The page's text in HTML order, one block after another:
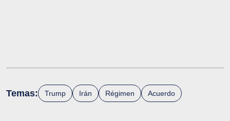
Temas: Trump Irán Régimen Acuerdo